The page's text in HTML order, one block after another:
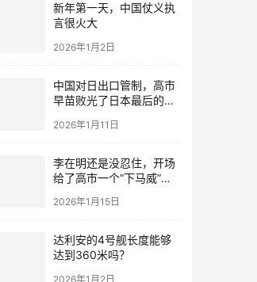
新年第一天，中国仗义执
言很火大
2026年1月2日
中国对日出口管制，高市
早苗败光了日本最后的国
2026年1月11日
李在明还是没忍住，开场
给了高市一个“下马威”，
2026年1月15日
达利安的4号舰长度能够
达到360米吗？
2026年1月2日